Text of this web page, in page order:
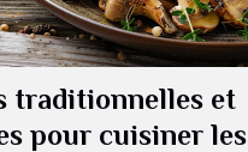
traditionnelles et
pour cuisiner les